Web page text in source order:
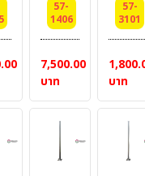
บอก
ทิศทาง
Dai
50
cm.
เสา
สูง 3
เมตร
57-
1406
7,500.00
บาท
รอง
พื้น
กัน
สนิม
พ่นสี
ภายนอก
สีบร
อนด์
57-
3101
บาท